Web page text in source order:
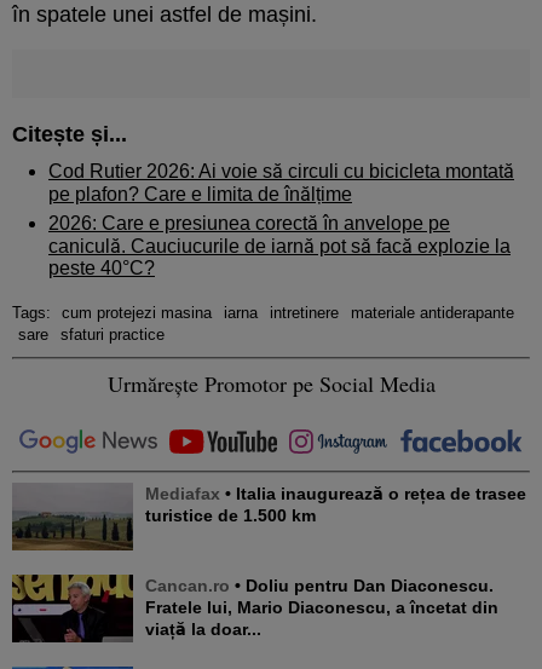
în spatele unei astfel de mașini.
Citește și...
Cod Rutier 2026: Ai voie să circuli cu bicicleta montată
pe plafon? Care e limita de înălțime
2026: Care e presiunea corectă în anvelope pe
caniculă. Cauciucurile de iarnă pot să facă explozie la
peste 40°C?
Tags: cum protejezi masina iarna intretinere
materiale antiderapante
sare
sfaturi practice
Urmărește Promotor pe Social Media
Mediafax • Italia inaugurează o rețea de trasee
turistice de 1.500 km
Cancan.ro • Doliu pentru Dan Diaconescu.
Fratele lui, Mario Diaconescu, a încetat din
viață la doar...